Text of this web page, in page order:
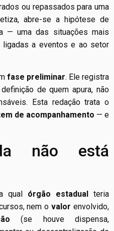
ou repassados para uma
abre-se a hipótese de
— uma das situações mais
ligadas a eventos e ao setor
fase preliminar. Ele registra
de quem apura, não
Esta redação trata o
de acompanhamento — e
não está
qual órgão estadual teria
nem ovalor envolvido,
(se houve dispensa,